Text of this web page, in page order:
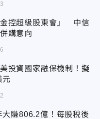
控超級股東會」 中信
購意向
投資國家融保機制！擬
元
賺806.2億！每股稅後